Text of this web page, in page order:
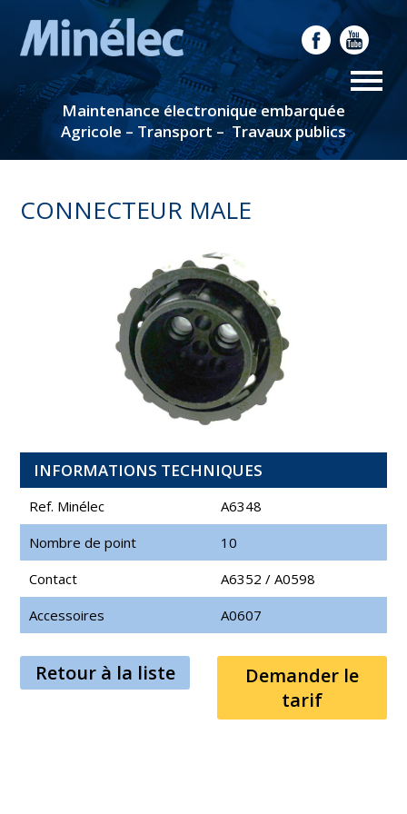
Maintenance électronique embarquée
Agricole – Transport – Travaux publics
CONNECTEUR MALE
INFORMATIONS TECHNIQUES
Ref. Minélec
A6348
Nombre de point
10
Contact
A6352 /A0598
Accessoires
A0607
Retour à la liste
Demander le
tarif